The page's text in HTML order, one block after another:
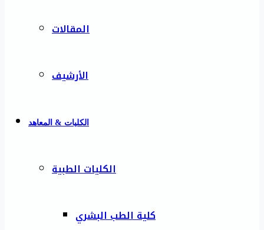
المقالات
الأرشيف
الكليات & المعاهد
الكليات الطبية
كلية الطب البشري